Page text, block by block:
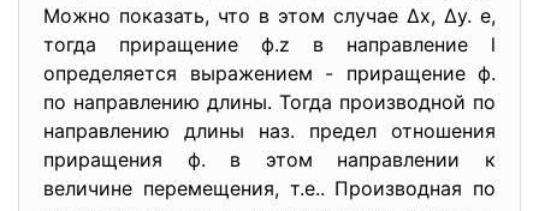
Можно показать, что в этом случае ∆х, ∆у. e,
тогда приращение ф.z в направление l
определяется выражением - приращение ф.
по направлению длины. Тогда производной по
направлению длины наз. предел отношения
приращения ф. в этом направлении к
величине перемещения, т.е.. Производная по